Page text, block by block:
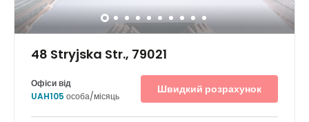
48 Stryjska Str., 79021
Офіси від
UAH105 особа/місяць
Швидкий розрахунок